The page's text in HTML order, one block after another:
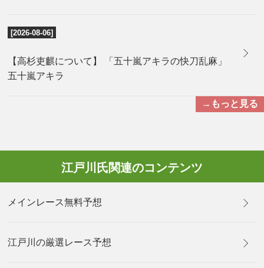
[2026-08-06]
【高杉吏麒について】 「五十嵐アキラの快刀乱麻」
五十嵐アキラ
→もっと見る
江戸川氏関連のコンテンツ
メインレース無料予想
江戸川の厳選レース予想